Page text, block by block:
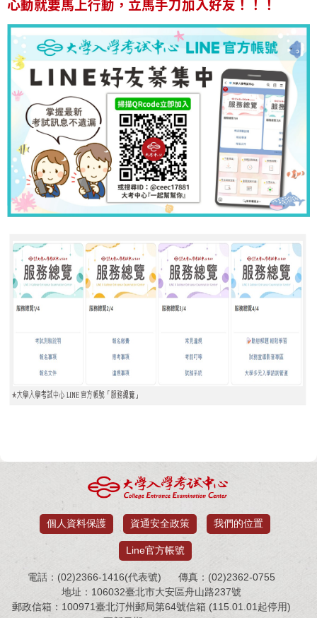
心動就要馬上行動，立馬手刀加入好友！！！
個人資料保護 資通安全政策 我們的位置
Line官方帳號
電話：(02)2366-1416(代表號)
傳真：(02)2362-0755
地址：106032臺北市大安區舟山路237號
郵政信箱：100971臺北汀州郵局第64號信箱 (115.01.01起停用)